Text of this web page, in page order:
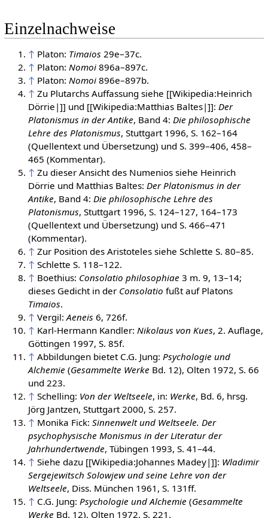
Einzelnachweise
↑ Platon: Timaios 29e–37c.
↑ Platon: Nomoi896a–897c.
↑ Platon: Nomoi896e–897b.
↑ Zu Plutarchs Auffassung siehe [[Wikipedia:Heinrich
Dörrie|]] und [[Wikipedia:Matthias Baltes|]]: Der
Platonismus in der Antike, Band 4: Die philosophische
Lehre des Platonismus, Stuttgart 1996, S. 162–164
(Quellentext und Übersetzung) und S. 399–406, 458–
465 (Kommentar).
↑ Zu dieser Ansicht des Numenios siehe Heinrich
Dörrie und Matthias Baltes: Der Platonismus in der
Antike, Band 4: Die philosophische Lehre des
Platonismus, Stuttgart 1996, S. 124–127, 164–173
(Quellentext und Übersetzung) und S. 466–471
(Kommentar).
↑ Zur Position des Aristoteles siehe Schlette S. 80–85.
↑ Schlette S. 118–122.
↑ Boethius: Consolatio philosophiae 3 m. 9, 13–14;
dieses Gedicht in der Consolatio fußt auf Platons
Timaios.
↑ Vergil:Aeneis 6, 726f.
↑ Karl-Hermann Kandler: Nikolaus von Kues, 2. Auflage,
Göttingen 1997, S. 85f.
↑ Abbildungen bietet C.G. Jung: Psychologie und
Alchemie (Gesammelte Werke Bd. 12), Olten 1972, S. 66
und 223.
↑ Schelling: Von der Weltseele, in: Werke, Bd. 6, hrsg.
Jörg Jantzen, Stuttgart 2000, S. 257.
↑ Monika Fick: Sinnenwelt und Weltseele. Der
psychophysische Monismus in der Literatur der
Jahrhundertwende, Tübingen 1993, S. 41–44.
↑ Siehe dazu [[Wikipedia:Johannes Madey|]]: Wladimir
Sergejewitsch Solowjew und seine Lehre von der
Weltseele, Diss. München 1961, S. 131ff.
↑ C.G. Jung: Psychologie und Alchemie (Gesammelte
Werke Bd. 12), Olten 1972, S. 221.